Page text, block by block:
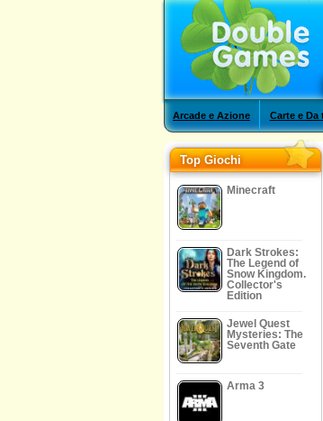
Arcade e Azione Carte e Da
Top Giochi
Minecraft
Dark Strokes:
The Legend of
Snow Kingdom.
Collector's
Edition
Jewel Quest
Mysteries: The
Seventh Gate
Arma 3